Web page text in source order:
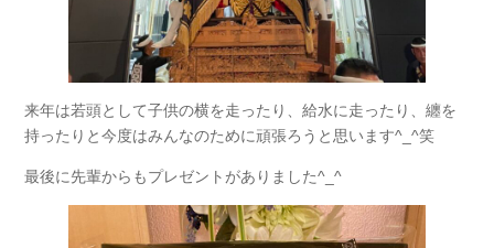
来年は若頭として子供の横を走ったり、給水に走ったり、纏を
持ったりと今度はみんなのために頑張ろうと思います^_^笑
最後に先輩からもプレゼントがありました^_^